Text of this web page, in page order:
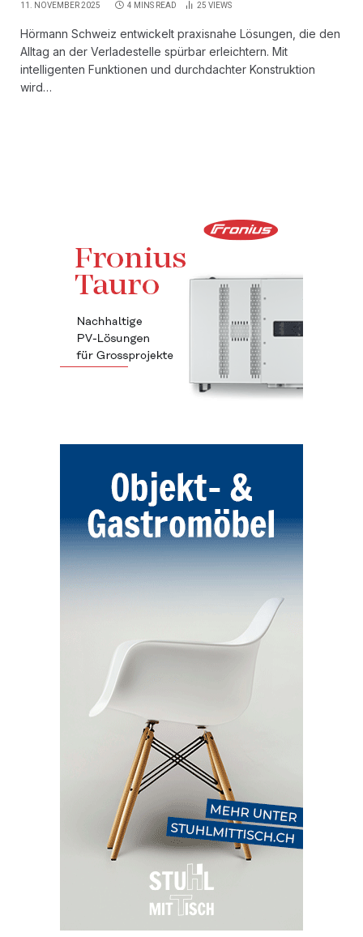
11. NOVEMBER 2025 4 MINS READ 25 VIEWS
Hörmann Schweiz entwickelt praxisnahe Lösungen, die den
Alltag an der Verladestelle spürbar erleichtern. Mit
intelligenten Funktionen und durchdachter Konstruktion
wird…